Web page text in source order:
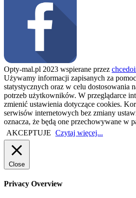
Opty-mal.pl 2023 wspierane przez
Używamy informacji zapisanych za
statystycznych oraz w celu dostosowania
potrzeb użytkowników. W przeglądarce
zmienić ustawienia dotyczące cookies.
serwisów internetowych bez zmiany
oznacza, że będą one przechowywane w
AKCEPTUJE Czytaj więcej...
Close
Privacy Overview